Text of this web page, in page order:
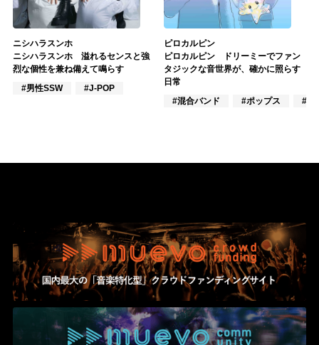
ニシハラスンホ
ニシハラスンホ 溢れるセンスと強
烈な個性を兼ね備えて鳴らす
#男性SSW
#J-POP
ピロカルピン
ピロカルピン ドリーミーでファン
タジックな音世界が、確かに照らす
日常
#混合バンド
#ポップス #J-